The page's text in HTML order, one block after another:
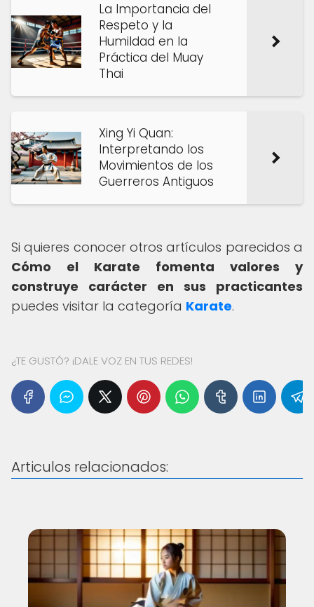
La Importancia del
Respeto y la
Humildad en la
Práctica del Muay
Thai
Xing Yi Quan:
Interpretando los
Movimientos de los
Guerreros Antiguos
Si quieres conocer otros artículos parecidos a
Cómo el Karate fomenta valores y
construye carácter en sus practicantes
puedes visitar la categoría Karate.
¿TE GUSTÓ? ¡DALE VOZ EN TUS REDES!
Articulos relacionados: